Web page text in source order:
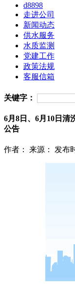
d8898
走进公司
新闻动态
供水服务
水质监测
党建工作
政策法规
客服信箱
关键字：
6月8日、6月10日清
公告
作者： 来源： 发布